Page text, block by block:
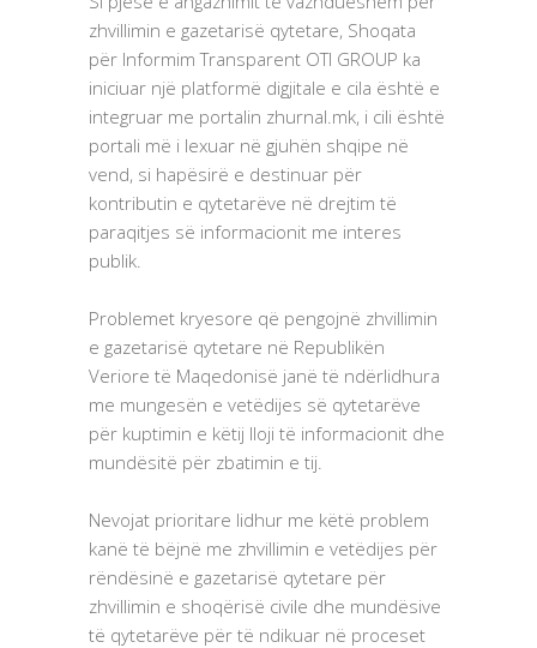
zhvillimin e gazetarisë qytetare, Shoqata
për Informim Transparent OTI GROUP ka
iniciuar një platformë digjitale e cila është e
integruar me portalin zhurnal.mk, i cili është
portali më i lexuar në gjuhën shqipe në
vend, si hapësirë ​​e destinuar për
kontributin e qytetarëve në drejtim të
paraqitjes së informacionit me interes
publik.
Problemet kryesore që pengojnë zhvillimin
e gazetarisë qytetare në Republikën
Veriore të Maqedonisë janë të ndërlidhura
me mungesën e vetëdijes së qytetarëve
për kuptimin e këtij lloji të informacionit dhe
mundësitë për zbatimin e tij.
Nevojat prioritare lidhur me këtë problem
kanë të bëjnë me zhvillimin e vetëdijes për
rëndësinë e gazetarisë qytetare për
zhvillimin e shoqërisë civile dhe mundësive
të qytetarëve për të ndikuar në proceset